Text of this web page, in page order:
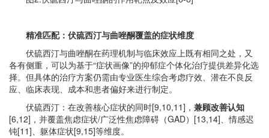
精准匹配：伏硫西汀与曲唑酮覆盖的症状维度
伏硫西汀与曲唑酮在药理机制与临床效应上既有相同之处，又
各有侧重，可以为基于“症状画像”的抑郁症个体化治疗提供差异化选
择。但具体的治疗方案仍需由专业医生综合考虑疗效、潜在不良反
应、临床表现、成本和患者偏好来进行制定。
伏硫西汀：在改善核心症状的同时[9,10,11]， 兼顾改善认知
[6,12]，并覆盖焦虑症状/广泛性焦虑障碍（GAD）[13,14]、情感迟
钝[11]、躯体症状[9,15]等维度。